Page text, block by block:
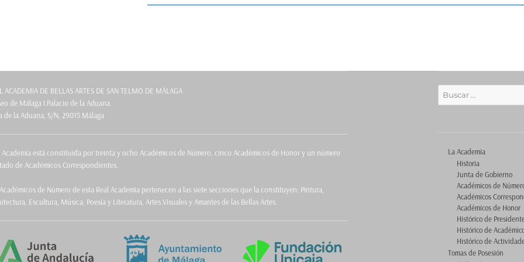
ACADEMIA DE BELLAS ARTES DE SAN TELMO DE MÁLAGA
de Málaga I Palacio de la Aduana.
de la Aduana, S/N, 29015 Málaga
Academia está constituida por treinta y ocho Académicos de Número, cinco Académicos de Honor y un número
de Académicos Correspondientes.
de Número de esta Real Academia pertenecen a las siete secciones que la constituyen: Pintura,
Escultura, Música, Poesía y Literatura, Artes Visuales y Amantes de las Bellas Artes.
La Academia
Historia
Junta de Gobierno
Académicos de
Académicos
Académicos de Honor
Histórico de
Histórico de
Histórico de
Tomas de Posesión